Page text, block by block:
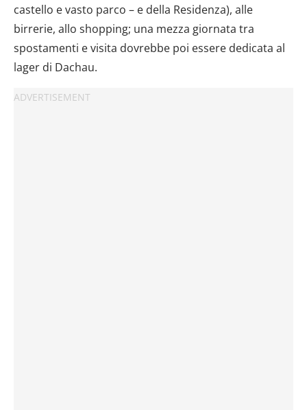
castello e vasto parco – e della Residenza), alle
birrerie, allo shopping; una mezza giornata tra
spostamenti e visita dovrebbe poi essere dedicata al
lager di Dachau.